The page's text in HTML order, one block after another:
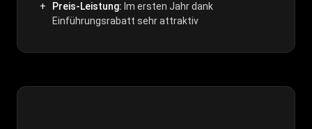
Preis-Leistung: Im ersten Jahr dank
Einführungsrabatt sehr attraktiv